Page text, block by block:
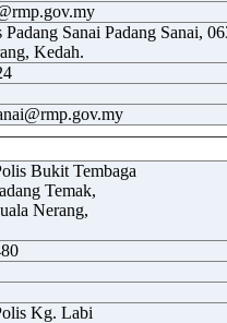
Sanai Padang Sanai,
Kedah.
Bukit Tembaga
Temak,
Nerang,
Kg. Labi